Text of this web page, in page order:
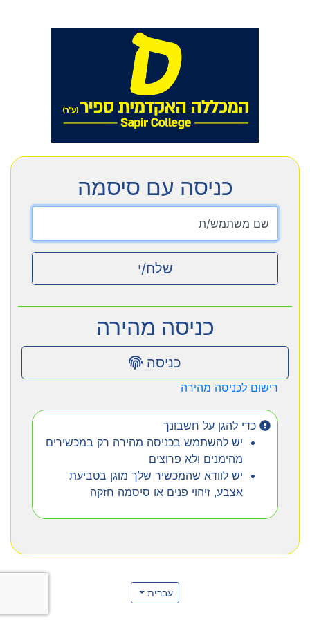
כניסה עם סיסמה
שם משתמש/ת
שלח/י
כניסה מהירה
כניסה
רישום לכניסה מהירה
כדי להגן על חשבונך
יש להשתמש בכניסה מהירה רק במכשירים
מהימנים ולא פרוצים
יש לוודא שהמכשיר שלך מוגן בטביעת
אצבע, זיהוי פנים או סיסמה חזקה
עברית